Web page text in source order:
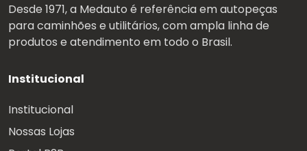
Desde 1971, a Medauto é referência em autopeças
para caminhões e utilitários, com ampla linha de
produtos e atendimento em todo o Brasil.
Institucional
Institucional
Nossas Lojas